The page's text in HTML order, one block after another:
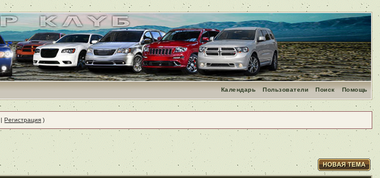
Помощь
Поиск
Пользователи
Календарь
|Регистрация )